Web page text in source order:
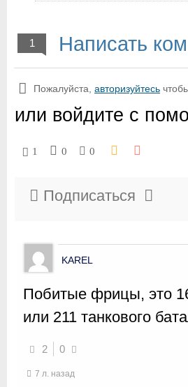
1 Написать
Пожалуйста, авторизуйтесь
или войдите с
1 0 0
Подписаться
KAREL
Побитые фрицы, это
или 211 танкового
2 0
7 л. назад